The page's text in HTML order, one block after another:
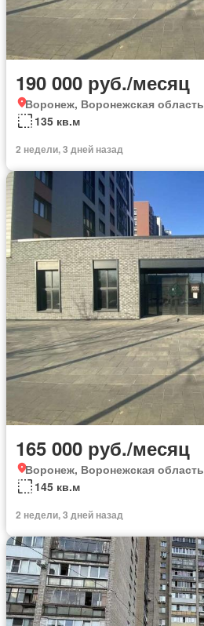
190 000 руб./месяц
Воронеж, Воронежская область
135 кв.м
2 недели, 3 дней назад
165 000 руб./месяц
Воронеж, Воронежская область
145 кв.м
2 недели, 3 дней назад